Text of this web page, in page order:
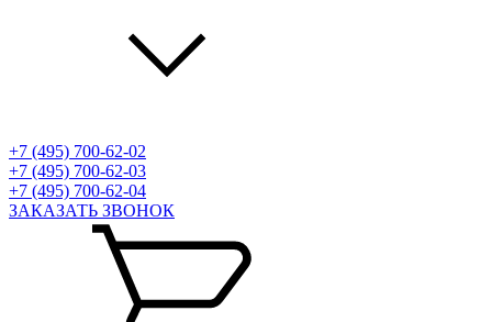
+7 (495) 700-62-02
+7 (495) 700-62-03
+7 (495) 700-62-04
ЗАКАЗАТЬ ЗВОНОК